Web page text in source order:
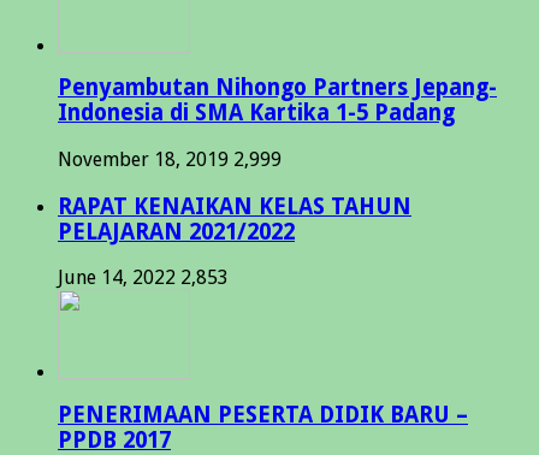
Penyambutan Nihongo Partners Jepang-
Indonesia di SMA Kartika 1-5 Padang
November 18, 2019 2,999
RAPAT KENAIKAN KELAS TAHUN
PELAJARAN 2021/2022
June 14, 2022 2,853
PENERIMAAN PESERTA DIDIK BARU –
PPDB 2017